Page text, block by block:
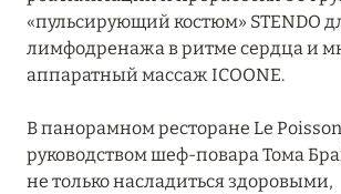
«пульсирующий костюм» STENDO
лимфодренажа в ритме сердца и
аппаратный массаж ICOONE.
В панорамном ресторане Le
руководством шеф-повара Тома
не только насладиться здоровыми,